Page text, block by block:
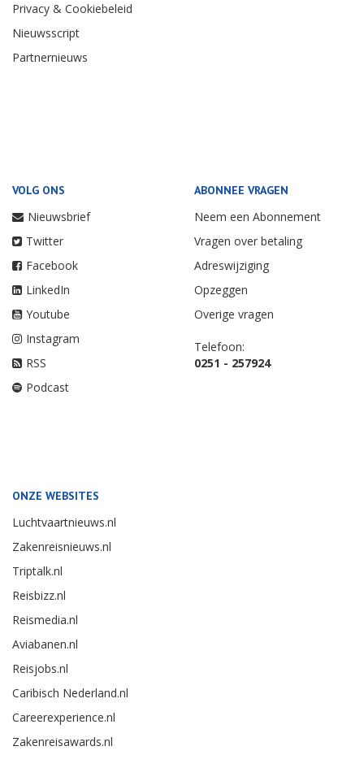
Privacy & Cookiebeleid
Nieuwsscript
Partnernieuws
VOLG ONS
Nieuwsbrief
Twitter
Facebook
LinkedIn
Youtube
Instagram
RSS
Podcast
ABONNEE VRAGEN
Neem een Abonnement
Vragen over betaling
Adreswijziging
Opzeggen
Overige vragen
Telefoon:
0251 - 257924
ONZE WEBSITES
Luchtvaartnieuws.nl
Zakenreisnieuws.nl
Triptalk.nl
Reisbizz.nl
Reismedia.nl
Aviabanen.nl
Reisjobs.nl
Caribisch Nederland.nl
Careerexperience.nl
Zakenreisawards.nl